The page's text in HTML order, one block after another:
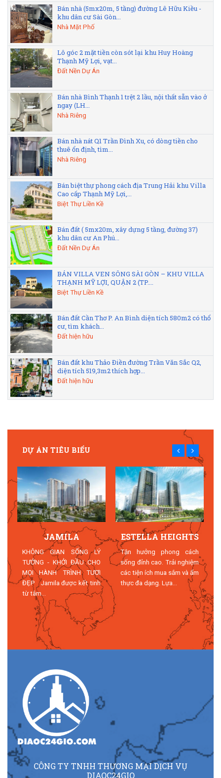
Bán nhà (5mx20m, 5 tầng) đường Lê Hữu Kiều -
khu dân cư Sài Gòn...
Nhà Mặt Phố
Lô góc 2 mặt tiền còn sót lại khu Huy Hoàng
Thạnh Mỹ Lợi, vạt...
Đất Nền Dự Án
Bán nhà Bình Thạnh 1 trệt 2 lầu, nội thất sẵn vào ở
ngay (LH...
Nhà Riêng
Bán nhà nát Q1 Trần Đình Xu, có dòng tiền cho
thuê ổn định, tìm...
Nhà Riêng
Bán biệt thự phong cách địa Trung Hải khu Villa
Cao cấp Thạnh Mỹ Lợi,...
Biệt Thự Liền Kề
Bán đất ( 5mx20m, xây dựng 5 tầng, đường 37)
khu dân cư An Phú...
Đất Nền Dự Án
BÁN VILLA VEN SÔNG SÀI GÒN – KHU VILLA
THẠNH MỸ LỢI, QUẬN 2 (TP....
Biệt Thự Liền Kề
Bán đất Cần Thơ P. An Bình diện tích 580m2 có thổ
cư, tìm khách...
Đất hiện hữu
Bán đất khu Thảo Điền đường Trần Văn Sắc Q2,
diện tích 519,3m2 thích hợp...
Đất hiện hữu
DỰ ÁN TIÊU BIỂU
JAMILA
KHÔNG GIAN SỐNG LÝ
TƯỞNG - KHỞI ĐẦU CHO
MỌI HÀNH TRÌNH TƯƠI
ĐẸP Jamila được kết tinh
từ tâm...
ESTELLA HEIGHTS
Tận hưởng phong cách
sống đỉnh cao. Trải nghiệm
các tiện ích mua sắm và ẩm
thực đa dạng. Lựa...
CÔNG TY TNHH THƯƠNG MẠI DỊCH VỤ
DIAOC24GIO